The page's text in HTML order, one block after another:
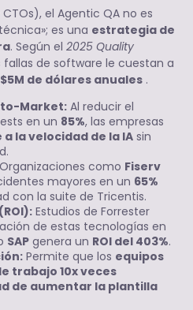
el Agentic QA no es
es una estrategia de
. Según el2025 Quality
fallas de software le cuestan a
$5M de dólares anuales .
Market: Al reducir el
en un 85%, las empresas
la velocidad de la IA sin
Organizaciones como Fiserv
mayores en un 65%
con la suite de Tricentis.
Estudios de Forrester
de estas tecnologías en
SAP genera un ROI del 403%.
Permite que los equipos
trabajo 10x veces
de aumentar la plantilla